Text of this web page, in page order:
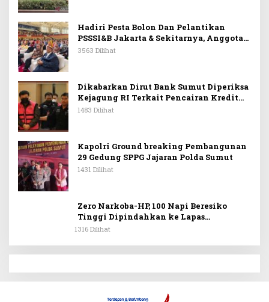
Hadiri Pesta Bolon Dan Pelantikan
PSSSI&B Jakarta & Sekitarnya, Anggota
DPR RI Kombes. Pol. (Purn). Dr. Maruli
3563 Dilihat
Dikabarkan Dirut Bank Sumut Diperiksa
Kejagung RI Terkait Pencairan Kredit
PT Sritex
1483 Dilihat
Kapolri Ground breaking Pembangunan
29 Gedung SPPG Jajaran Polda Sumut
1431 Dilihat
Zero Narkoba-HP, 100 Napi Beresiko
Tinggi Dipindahkan ke Lapas
Nusakambangan
1316 Dilihat